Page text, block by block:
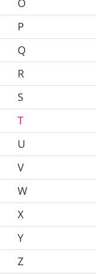
O
P
Q
R
S
T
U
V
W
X
Y
Z